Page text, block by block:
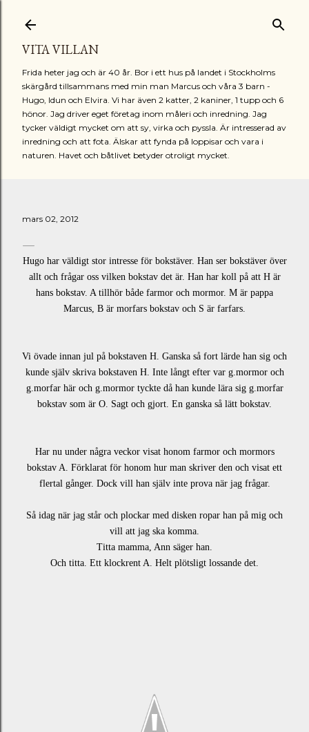
VITA VILLAN
Frida heter jag och är 40 år. Bor i ett hus på landet i Stockholms
skärgård tillsammans med min man Marcus och våra 3 barn -
Hugo, Idun och Elvira. Vi har även 2 katter, 2 kaniner, 1 tupp och 6
hönor. Jag driver eget företag inom måleri och inredning. Jag
tycker väldigt mycket om att sy, virka och pyssla. Är intresserad av
inredning och att fota. Älskar att fynda på loppisar och vara i
naturen. Havet och båtlivet betyder otroligt mycket.
mars 02, 2012
Hugo har väldigt stor intresse för bokstäver. Han ser bokstäver över
allt och frågar oss vilken bokstav det är. Han har koll på att H är
hans bokstav. A tillhör både farmor och mormor. M är pappa
Marcus, B är morfars bokstav och S är farfars.
Vi övade innan jul på bokstaven H. Ganska så fort lärde han sig och
kunde själv skriva bokstaven H. Inte långt efter var g.mormor och
g.morfar här och g.mormor tyckte då han kunde lära sig g.morfar
bokstav som är O. Sagt och gjort. En ganska så lätt bokstav.
Har nu under några veckor visat honom farmor och mormors
bokstav A. Förklarat för honom hur man skriver den och visat ett
flertal gånger. Dock vill han själv inte prova när jag frågar.
Så idag när jag står och plockar med disken ropar han på mig och
vill att jag ska komma.
Titta mamma, Ann säger han.
Och titta. Ett klockrent A. Helt plötsligt lossande det.